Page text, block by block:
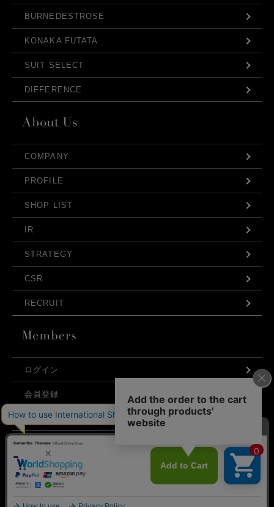
BURNEDESTROSE
KONAKA FUTATA
SUIT SELECT
DIFFERENCE
COMPANY
PROFILE
SHOP LIST
IR
STRATEGY
CSR
RECRUIT
ログイン
会員登録
利用規約
お問い合わせ
プライバシーポリシー
弊社はCookieを利用し、Webの利便性向上に努め
ております。「承諾する」をクリックしていただ
くと、お客様に最適な内容を提供することが可能
承諾する